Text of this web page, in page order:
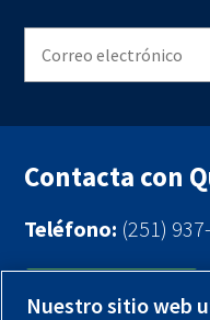
Contacta con
Teléfono: (251)
Contáctenos
Nuestro sitio web